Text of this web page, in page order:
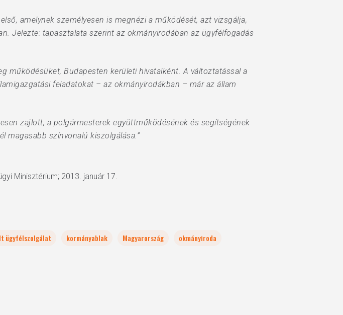
amelynek személyesen is megnézi a működését, azt vizsgálja,
Jelezte: tapasztalata szerint az okmányirodában az ügyfélfogadás
működésüket, Budapesten kerületi hivatalként. A változtatással a
feladatokat – az okmányirodákban – már az állam
zajlott, a polgármesterek együttműködésének és segítségének
magasabb színvonalú kiszolgálása.”
Minisztérium; 2013. január 17.
ügyfélszolgálat kormányablak Magyarország
okmányiroda